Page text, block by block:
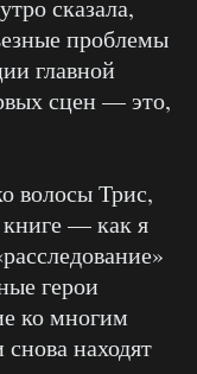
сказала,
проблемы
главной
сцен — это,
волосы Трис,
— как я
герои
ко многим
находят